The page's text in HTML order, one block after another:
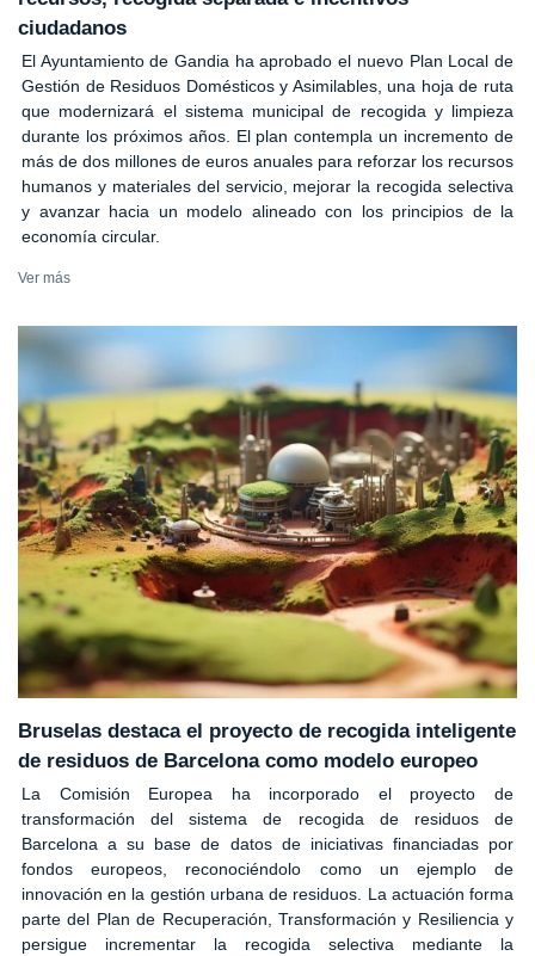
ciudadanos
El Ayuntamiento de Gandia ha aprobado el nuevo Plan Local de
Gestión de Residuos Domésticos y Asimilables, una hoja de ruta
que modernizará el sistema municipal de recogida y limpieza
durante los próximos años. El plan contempla un incremento de
más de dos millones de euros anuales para reforzar los recursos
humanos y materiales del servicio, mejorar la recogida selectiva
y avanzar hacia un modelo alineado con los principios de la
economía circular.
Ver más
Bruselas destaca el proyecto de recogida inteligente
de residuos de Barcelona como modelo europeo
La Comisión Europea ha incorporado el proyecto de
transformación del sistema de recogida de residuos de
Barcelona a su base de datos de iniciativas financiadas por
fondos europeos, reconociéndolo como un ejemplo de
innovación en la gestión urbana de residuos. La actuación forma
parte del Plan de Recuperación, Transformación y Resiliencia y
persigue incrementar la recogida selectiva mediante la